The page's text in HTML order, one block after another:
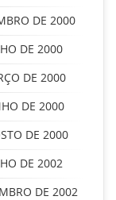
DE 2000
DE 2000
DE 2000
DE 2000
DE 2000
DE 2002
DE 2002